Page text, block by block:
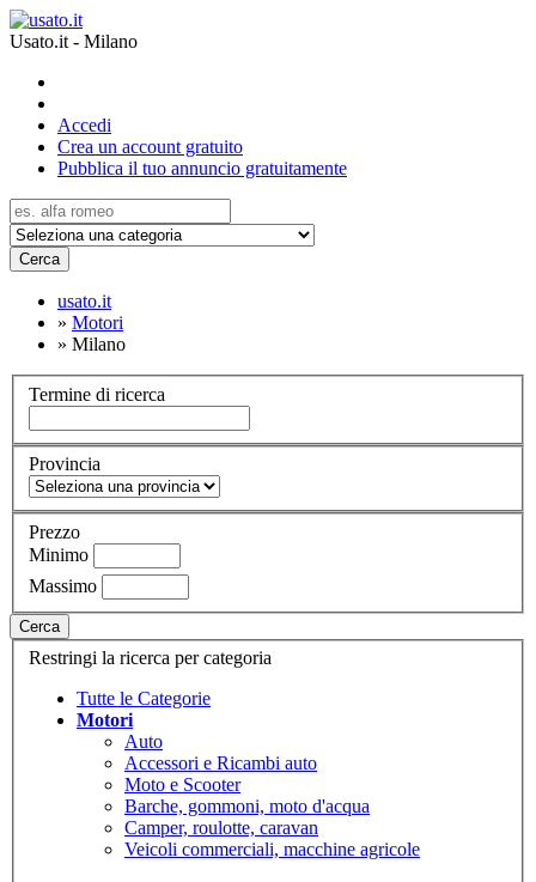
Usato.it - Milano
Accedi
Crea un account gratuito
Pubblica il tuo annuncio gratuitamente
Cerca
usato.it
» Motori
» Milano
Termine di ricerca
Provincia
Prezzo
Minimo
Massimo
Cerca
Restringi la ricerca per categoria
Tutte le Categorie
Motori
Auto
Accessori e Ricambi auto
Moto e Scooter
Barche, gommoni, moto d'acqua
Camper, roulotte, caravan
Veicoli commerciali, macchine agricole